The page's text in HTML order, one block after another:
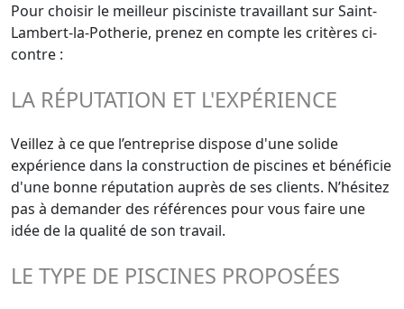
Pour choisir le meilleur pisciniste travaillant sur Saint-
Lambert-la-Potherie, prenez en compte les critères ci-
contre :
LA RÉPUTATION ET L'EXPÉRIENCE
Veillez à ce que l’entreprise dispose d'une solide
expérience dans la construction de piscines et bénéficie
d'une bonne réputation auprès de ses clients. N’hésitez
pas à demander des références pour vous faire une
idée de la qualité de son travail.
LE TYPE DE PISCINES PROPOSÉES